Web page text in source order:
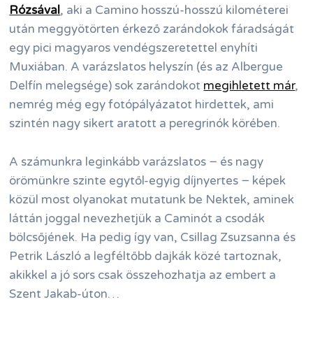
Rózsával, aki a Camino hosszú-hosszú kilométerei
után meggyötörten érkező zarándokok fáradságát
egy pici magyaros vendégszeretettel enyhíti
Muxiában. A varázslatos helyszín (és az Albergue
Delfín melegsége) sok zarándokot megihletett már,
nemrég még egy fotópályázatot hirdettek, ami
szintén nagy sikert aratott a peregrinók körében.
A számunkra leginkább varázslatos − és nagy
örömünkre szinte egytől-egyig díjnyertes − képek
közül most olyanokat mutatunk be Nektek, aminek
láttán joggal nevezhetjük a Caminót a csodák
bölcsőjének. Ha pedig így van, Csillag Zsuzsanna és
Petrik László a legféltőbb dajkák közé tartoznak,
akikkel a jó sors csak összehozhatja az embert a
Szent Jakab-úton…